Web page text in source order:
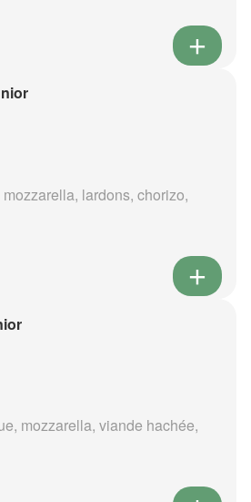
lardons, chorizo,
mozzarella, viande hachée,